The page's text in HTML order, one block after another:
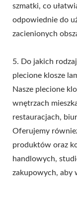
szmatki, co
odpowiednie do
zacienionych
5. Do jakich
plecione klosze
Nasze plecione
wnętrzach
restauracjach,
Oferujemy
produktów oraz
handlowych,
zakupowych, aby